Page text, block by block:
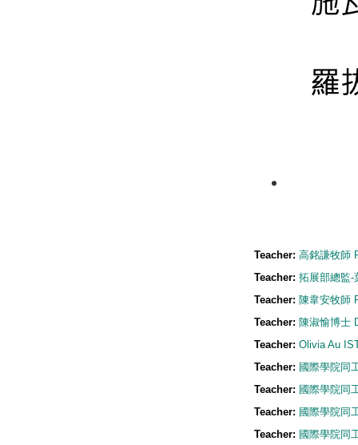
Teacher:高銘謙牧師
Teacher:拓展部總監-
Teacher: 陳韋安牧師
Teacher: 陳淑愉博士
Teacher:Olivia Au
Teacher: 國際學院同
Teacher: 國際學院同
Teacher: 國際學院同
Teacher: 國際學院同